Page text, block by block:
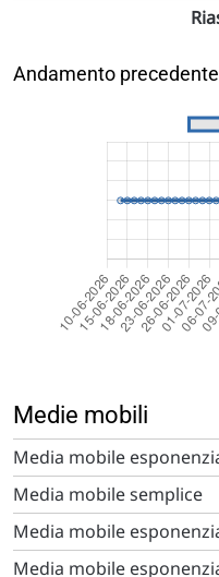
Andamento precedente
Medie mobili
Media mobile
Media mobile semplice
Media mobile
Media mobile